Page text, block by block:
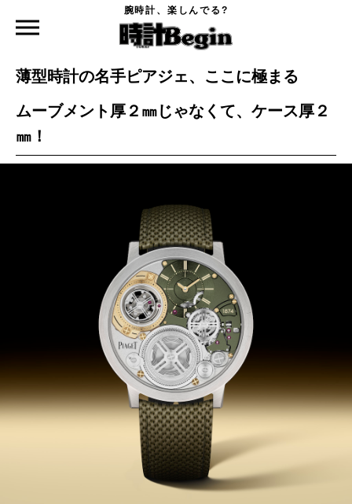
腕時計、楽しんでる?
薄型時計の名手ピアジェ、ここに極まる
薄型時計の名手ピアジェ、ここに極まる
ムーブメント厚２㎜じゃなくて、ケース厚２
㎜！